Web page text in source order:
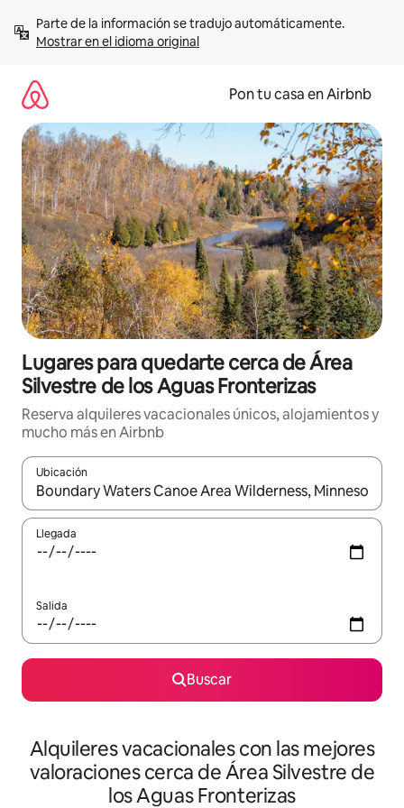
contenidoMostrar en el idioma original
Pon tu casa en Airbnb
Lugares para quedarte cerca de Área
Silvestre de los Aguas Fronterizas
Reserva alquileres vacacionales únicos, alojamientos y
mucho más en Airbnb
Ubicación
Cuando los resultados estén disponibles, navega con las
Llegada
Salida
Buscar
Alquileres vacacionales con las mejores
valoraciones cerca de Área Silvestre de
los Aguas Fronterizas